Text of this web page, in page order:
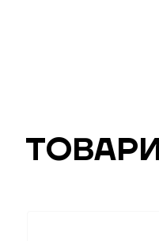
ТОВАРИ